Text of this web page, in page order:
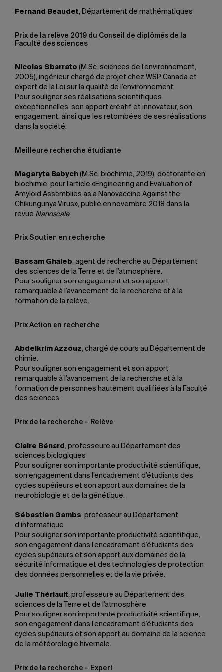
Fernand Beaudet, Département de mathématiques
Prix de la relève 2019 du Conseil de diplômés de la
Faculté des sciences
Nicolas Sbarrato (M.Sc. sciences de l’environnement,
2005), ingénieur chargé de projet chez WSP Canada et
expert de la Loi sur la qualité de l’environnement.
Pour souligner ses réalisations scientifiques
exceptionnelles, son apport créatif et innovateur, son
engagement, ainsi que les retombées de ses réalisations
dans la société.
Meilleure recherche étudiante
Magaryta Babych (M.Sc. biochimie, 2019), doctorante en
biochimie, pour l’article «Engineering and Evaluation of
Amyloid Assemblies as a Nanovaccine Against the
Chikungunya Virus», publié en novembre 2018 dans la
revue Nanoscale.
Prix Soutien en recherche
Bassam Ghaleb, agent de recherche au Département
des sciences de la Terre et de l’atmosphère.
Pour souligner son engagement et son apport
remarquable à l’avancement de la recherche et à la
formation de la relève.
Prix Action en recherche
Abdelkrim Azzouz, chargé de cours au Département de
chimie.
Pour souligner son engagement et son apport
remarquable à l’avancement de la recherche et à la
formation de personnes hautement qualifiées à la Faculté
des sciences.
Prix de la recherche – Relève
Claire Bénard , professeure au Département des
sciences biologiques
Pour souligner son importante productivité scientifique,
son engagement dans l’encadrement d’étudiants des
cycles supérieurs et son apport aux domaines de la
neurobiologie et de la génétique.
Sébastien Gambs, professeur au Département
d’informatique
Pour souligner son importante productivité scientifique,
son engagement dans l’encadrement d’étudiants des
cycles supérieurs et son apport aux domaines de la
sécurité informatique et des technologies de protection
des données personnelles et de la vie privée.
Julie Thériault, professeure au Département des
sciences de la Terre et de l’atmosphère
Pour souligner son importante productivité scientifique,
son engagement dans l’encadrement d’étudiants des
cycles supérieurs et son apport au domaine de la science
de la météorologie hivernale.
Prix de la recherche – Expert